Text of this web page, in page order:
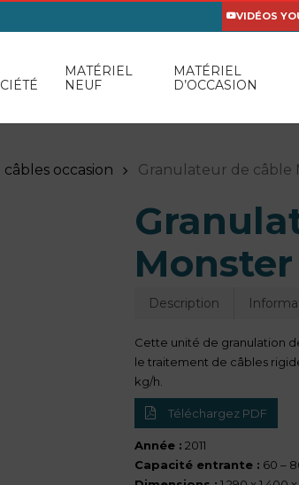
VIDÉOS
MATÉRIEL
NEUF
MATÉRIEL
D’OCCASION
occasion Granulateur de câble
Monster
Description
Cette unité de granulation
le traitement de câbles
kg/h.
Téléchargez PDF
Année : 2011
Capacité entrante : 60 –